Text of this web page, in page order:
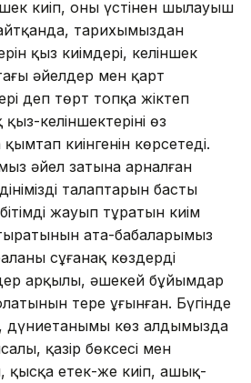
киіп, оның үстінен шылауыш
тарихымыздан
қыз киімдері, келіншек
әйелдер мен қарт
деп төрт топқа жіктеп
келіншектерінің өз
киінгенін көрсетеді.
әйел затына арналған
талаптарын басты
жауып тұратын киім
ата-бабаларымыз
сұғанақ көздердің
арқылы, әшекей бұйымдар
терең ұғынған. Бүгінде
дүниетанымы көз алдымызда
қазір бөксесі мен
қысқа етек-жең киіп, ашық-